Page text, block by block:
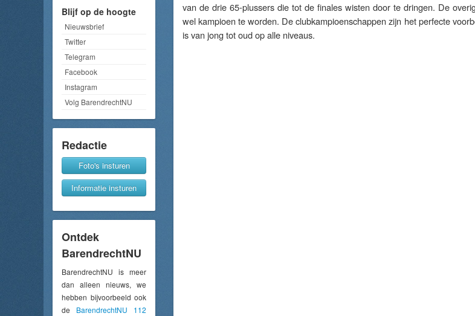
Blijf op de hoogte
Nieuwsbrief
Twitter
Telegram
Facebook
Instagram
Volg BarendrechtNU
Redactie
Foto's insturen
Informatie insturen
Ontdek
BarendrechtNU
BarendrechtNU is meer
dan alleen nieuws, we
hebben bijvoorbeeld ook
de BarendrechtNU 112
van de drie 65-plussers die tot de finales wisten door te dringen. De
wel kampioen te worden. De clubkampioenschappen zijn het perfecte
is van jong tot oud op alle niveaus.